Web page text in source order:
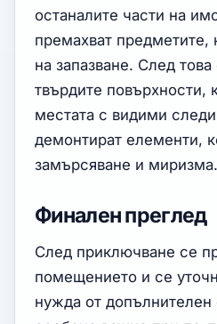
останалите части на
премахват предметите,
на запазване. След
твърдите повърхности,
местата с видими
демонтират елементи,
замърсяване и миризма.
Финален преглед
След приключване се
помещението и се
нужда от допълнителен